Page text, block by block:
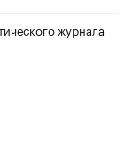
журнала